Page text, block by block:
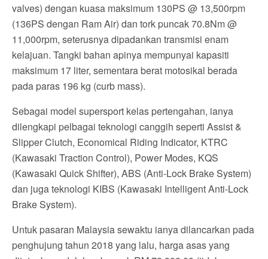
valves) dengan kuasa maksimum 130PS @ 13,500rpm
(136PS dengan Ram Air) dan tork puncak 70.8Nm @
11,000rpm, seterusnya dipadankan transmisi enam
kelajuan. Tangki bahan apinya mempunyai kapasiti
maksimum 17 liter, sementara berat motosikal berada
pada paras 196 kg (curb mass).
Sebagai model supersport kelas pertengahan, ianya
dilengkapi pelbagai teknologi canggih seperti Assist &
Slipper Clutch, Economical Riding Indicator, KTRC
(Kawasaki Traction Control), Power Modes, KQS
(Kawasaki Quick Shifter), ABS (Anti-Lock Brake System)
dan juga teknologi KIBS (Kawasaki Intelligent Anti-Lock
Brake System).
Untuk pasaran Malaysia sewaktu ianya dilancarkan pada
penghujung tahun 2018 yang lalu, harga asas yang